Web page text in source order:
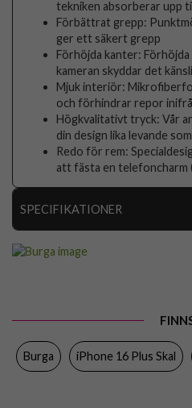
tekniken absorberar upp
Förbättrat grepp:
ger ett säkert grepp
Förhöjda kanter:
kameran skyddar det
Mjuk interiör:
och förhindrar repor
Högkvalitativt tryck: Vår
din design lika levande
Redo för rem:
att fästa en telefoncharm
SPECIFIKATIONER
Färg
Burga iPhone 16 Plus Skal